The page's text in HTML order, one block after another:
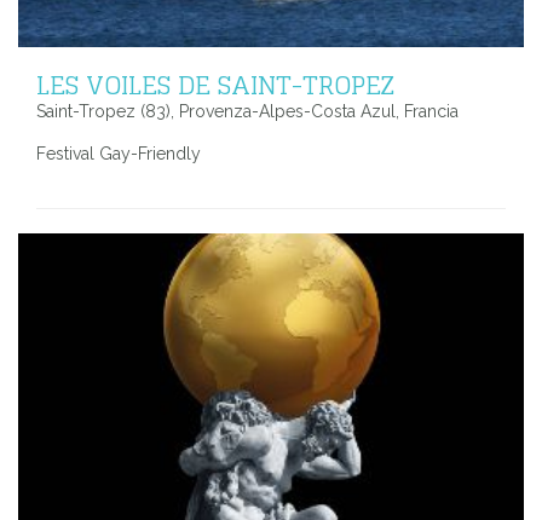
LES VOILES DE SAINT-TROPEZ
Saint-Tropez (83), Provenza-Alpes-Costa Azul, Francia
Festival Gay-Friendly